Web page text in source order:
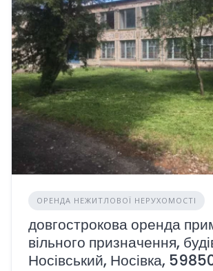
ОРЕНДА НЕЖИТЛОВОЇ НЕРУХОМОСТІ
довгострокова оренда
вільного призначення,
Носівський, Носівка,